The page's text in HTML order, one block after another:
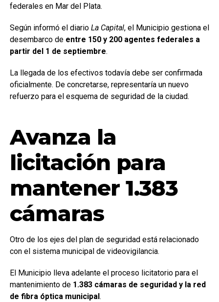
federales en Mar del Plata.
Según informó el diario La Capital, el Municipio gestiona el
desembarco de entre 150 y 200 agentes federales a
partir del 1 de septiembre.
La llegada de los efectivos todavía debe ser confirmada
oficialmente. De concretarse, representaría un nuevo
refuerzo para el esquema de seguridad de la ciudad.
Avanza la
licitación para
mantener 1.383
cámaras
Otro de los ejes del plan de seguridad está relacionado
con el sistema municipal de videovigilancia.
El Municipio lleva adelante el proceso licitatorio para el
mantenimiento de 1.383 cámaras de seguridad y la red
de fibra óptica municipal .